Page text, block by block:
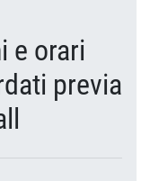
e orari
previa